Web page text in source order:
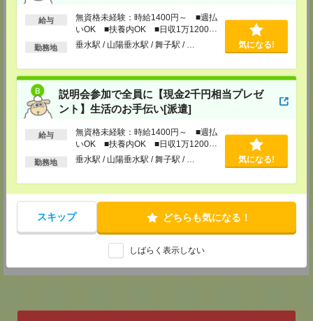
給与
無資格未経験：時給1400円～ ■週払
いOK ■扶養内OK ■日収1万1200円
以上
勤務地 垂水駅 / 山陽垂水駅 / 舞子駅 / … 気になる!
説明会参加で全員に【現金2千円相当プレゼ
ント】生活のお手伝い[派遣]
給与
無資格未経験：時給1400円～ ■週払
いOK ■扶養内OK ■日収1万1200円
以上
勤務地 垂水駅 / 山陽垂水駅 / 舞子駅 / … 気になる!
スキップ どちらも気になる！
しばらく表示しない
【MD大阪支店】
〒530-0001
大阪府大阪市北区梅田1-11-4 大阪駅前第4ビル9F
TEL：0120514202
【MD南大阪支店】
〒543-0055
大阪府大阪市天王寺区悲田院町8-22 ニッセイ天王寺ビル5F
TEL：0120514202
【MD神戸支店】
〒650-0034
兵庫県神戸市中央区京町69 三宮第一生命ビル11F
【MD兵庫支店】
〒650-0034
兵庫県神戸市中央区京町69 三宮第一生命ビル11F